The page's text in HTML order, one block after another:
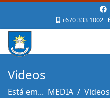
+670 333 1002
Videos
Está em... MEDIA Videos